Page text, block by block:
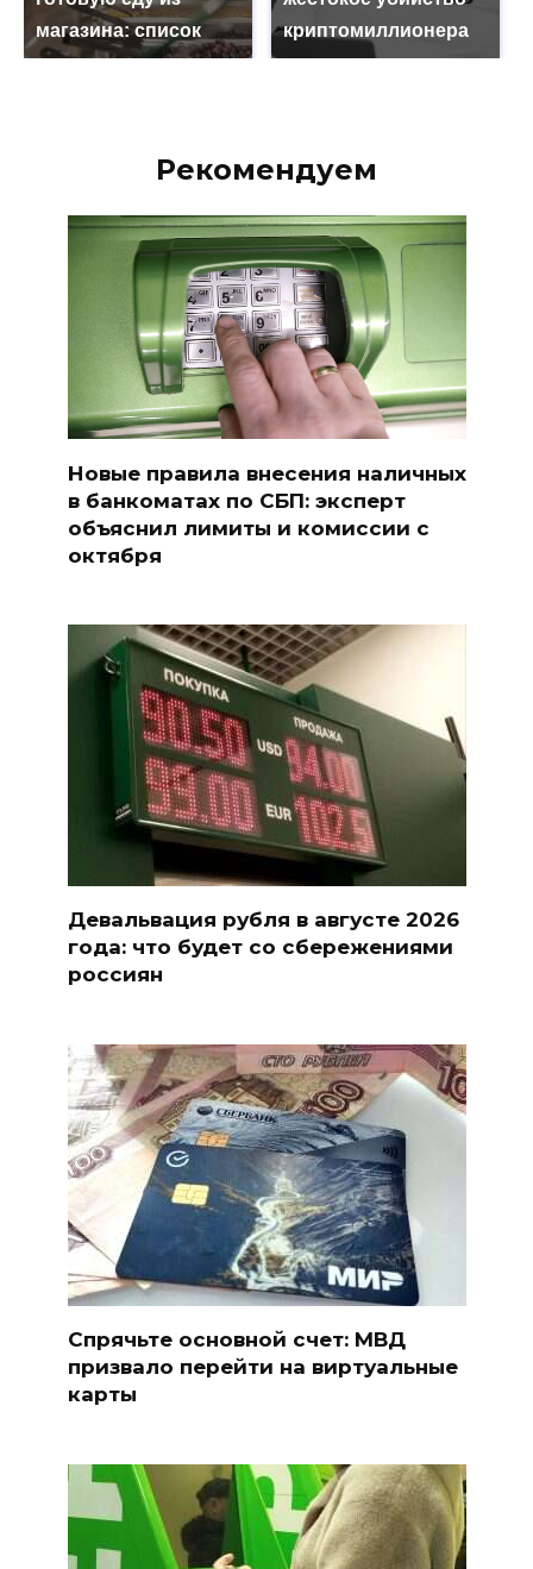
магазина: список
криптомиллионера
Рекомендуем
Новые правила внесения наличных
в банкоматах по СБП: эксперт
объяснил лимиты и комиссии с
октября
Девальвация рубля в августе 2026
года: что будет со сбережениями
россиян
Спрячьте основной счет: МВД
призвало перейти на виртуальные
карты